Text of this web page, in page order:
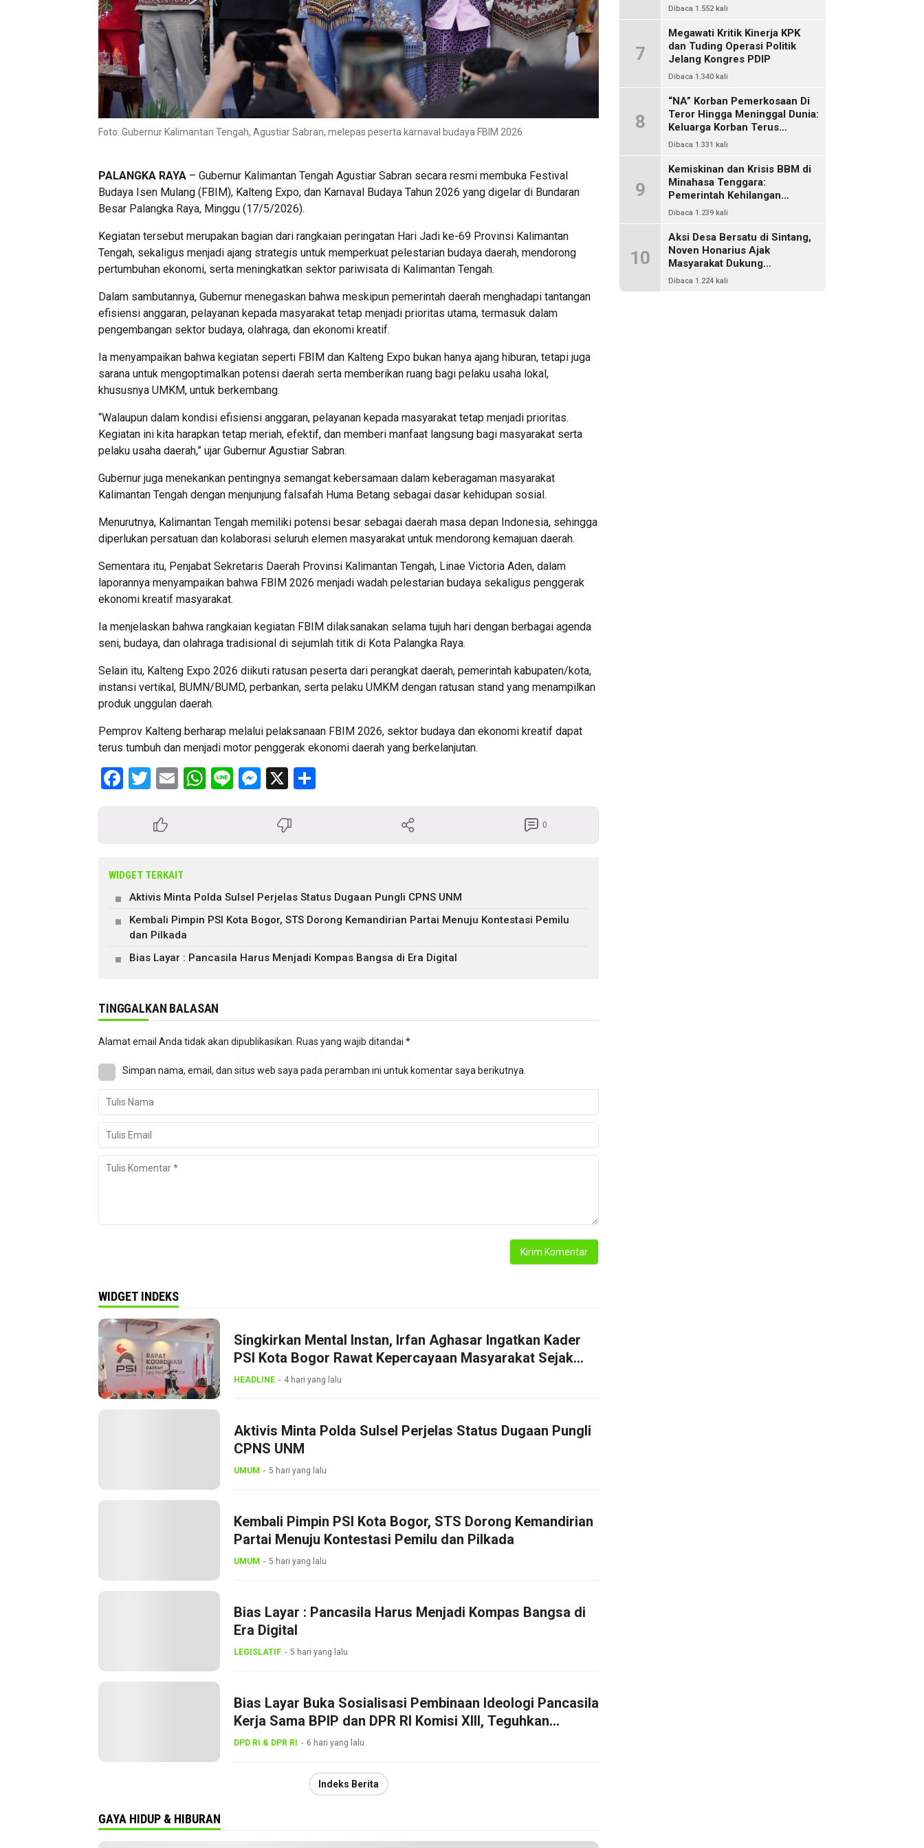
Foto: Gubernur Kalimantan Tengah, Agustiar Sabran, melepas peserta karnaval budaya FBIM 2026
PALANGKA RAYA – Gubernur Kalimantan Tengah Agustiar Sabran secara resmi membuka Festival
Budaya Isen Mulang (FBIM), Kalteng Expo, dan Karnaval Budaya Tahun 2026 yang digelar di Bundaran
Besar Palangka Raya, Minggu (17/5/2026).
Kegiatan tersebut merupakan bagian dari rangkaian peringatan Hari Jadi ke-69 Provinsi Kalimantan
Tengah, sekaligus menjadi ajang strategis untuk memperkuat pelestarian budaya daerah, mendorong
pertumbuhan ekonomi, serta meningkatkan sektor pariwisata di Kalimantan Tengah.
Dalam sambutannya, Gubernur menegaskan bahwa meskipun pemerintah daerah menghadapi tantangan
efisiensi anggaran, pelayanan kepada masyarakat tetap menjadi prioritas utama, termasuk dalam
pengembangan sektor budaya, olahraga, dan ekonomi kreatif.
Ia menyampaikan bahwa kegiatan seperti FBIM dan Kalteng Expo bukan hanya ajang hiburan, tetapi juga
sarana untuk mengoptimalkan potensi daerah serta memberikan ruang bagi pelaku usaha lokal,
khususnya UMKM, untuk berkembang.
“Walaupun dalam kondisi efisiensi anggaran, pelayanan kepada masyarakat tetap menjadi prioritas.
Kegiatan ini kita harapkan tetap meriah, efektif, dan memberi manfaat langsung bagi masyarakat serta
pelaku usaha daerah,” ujar Gubernur Agustiar Sabran.
Gubernur juga menekankan pentingnya semangat kebersamaan dalam keberagaman masyarakat
Kalimantan Tengah dengan menjunjung falsafah Huma Betang sebagai dasar kehidupan sosial.
Menurutnya, Kalimantan Tengah memiliki potensi besar sebagai daerah masa depan Indonesia, sehingga
diperlukan persatuan dan kolaborasi seluruh elemen masyarakat untuk mendorong kemajuan daerah.
Sementara itu, Penjabat Sekretaris Daerah Provinsi Kalimantan Tengah, Linae Victoria Aden, dalam
laporannya menyampaikan bahwa FBIM 2026 menjadi wadah pelestarian budaya sekaligus penggerak
ekonomi kreatif masyarakat.
Ia menjelaskan bahwa rangkaian kegiatan FBIM dilaksanakan selama tujuh hari dengan berbagai agenda
seni, budaya, dan olahraga tradisional di sejumlah titik di Kota Palangka Raya.
Selain itu, Kalteng Expo 2026 diikuti ratusan peserta dari perangkat daerah, pemerintah kabupaten/kota,
instansi vertikal, BUMN/BUMD, perbankan, serta pelaku UMKM dengan ratusan stand yang menampilkan
produk unggulan daerah.
Pemprov Kalteng berharap melalui pelaksanaan FBIM 2026, sektor budaya dan ekonomi kreatif dapat
terus tumbuh dan menjadi motor penggerak ekonomi daerah yang berkelanjutan.
Facebook
Twitter
EmailWhatsApp
LineMessenger
X
0
WIDGET TERKAIT
Aktivis Minta Polda Sulsel Perjelas Status Dugaan Pungli CPNS UNM
Kembali Pimpin PSI Kota Bogor, STS Dorong Kemandirian Partai Menuju Kontestasi Pemilu
dan Pilkada
Bias Layar : Pancasila Harus Menjadi Kompas Bangsa di Era Digital
TINGGALKAN BALASAN
Alamat email Anda tidak akan dipublikasikan. Ruas yang wajib ditandai *
Simpan nama, email, dan situs web saya pada peramban ini untuk komentar saya berikutnya.
WIDGET INDEKS
Singkirkan Mental Instan, Irfan Aghasar Ingatkan Kader
PSI Kota Bogor Rawat Kepercayaan Masyarakat Sejak
Dini
HEADLINE 4 hari yang lalu
Aktivis Minta Polda Sulsel Perjelas Status Dugaan Pungli
CPNS UNM
UMUM 5 hari yang lalu
Kembali Pimpin PSI Kota Bogor, STS Dorong Kemandirian
Partai Menuju Kontestasi Pemilu dan Pilkada
UMUM 5 hari yang lalu
Bias Layar : Pancasila Harus Menjadi Kompas Bangsa di
Era Digital
LEGISLATIF 5 hari yang lalu
Bias Layar Buka Sosialisasi Pembinaan Ideologi Pancasila
Kerja Sama BPIP dan DPR RI Komisi XIII, Teguhkan
Gerakan Kebajikan Pancasila di Tengah Masyarakat
DPD RI & DPR RI 6 hari yang lalu
Indeks Berita
GAYA HIDUP & HIBURAN
Dikriminalisasi
Dibaca 1.552 kali
7
Megawati Kritik Kinerja KPK
dan Tuding Operasi Politik
Jelang Kongres PDIP
Dibaca 1.340 kali
8
“NA” Korban Pemerkosaan Di
Teror Hingga Meninggal Dunia:
Keluarga Korban Terus
Mencari Keadilan, Dimanakah
Dibaca 1.331 kali
9
Kemiskinan dan Krisis BBM di
Minahasa Tenggara:
Pemerintah Kehilangan
Kendali, DPRD Absen Dalam
Dibaca 1.239 kali
10
Aksi Desa Bersatu di Sintang,
Noven Honarius Ajak
Masyarakat Dukung
Pembebasan Kades Empanak
Dibaca 1.224 kali